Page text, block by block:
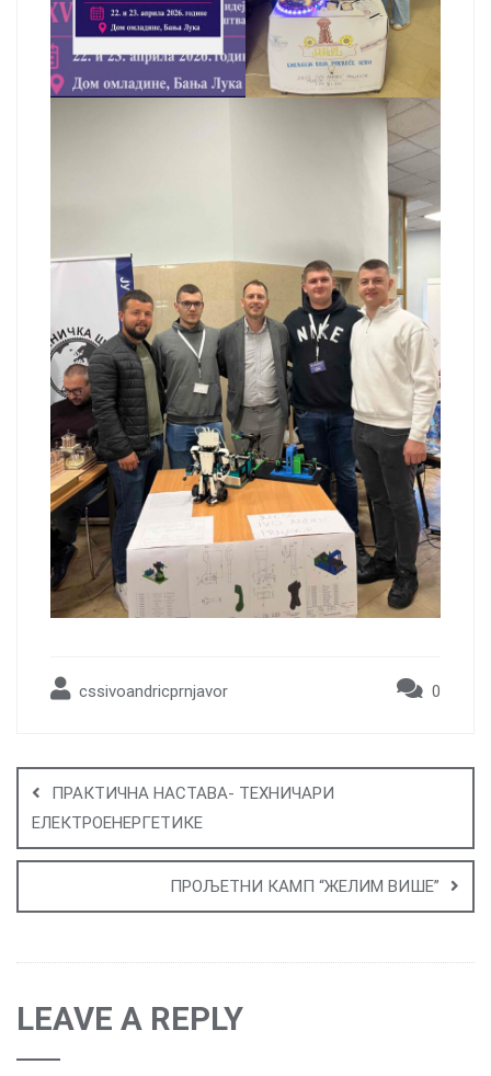
cssivoandricprnjavor 0
navigation
ПРАКТИЧНА НАСТАВА- ТЕХНИЧАРИ
ЕЛЕКТРОЕНЕРГЕТИКЕ
ПРОЉЕТНИ КАМП “ЖЕЛИМ ВИШЕ”
LEAVE A REPLY